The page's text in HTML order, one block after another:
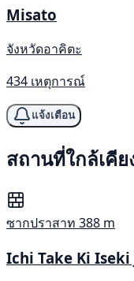
Misato
จังหวัดอาคิตะ
434 เหตุการณ์
แจ้งเตือน
สถานที่ใกล้เคีย
ซากปราสาท 388 m
Ichi Take Ki